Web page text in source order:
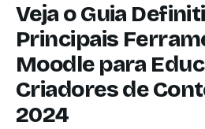
Veja o Guia
Principais
Moodle para
Criadores de
2024